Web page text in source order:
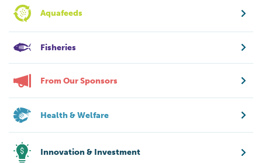
Aquafeeds
Fisheries
From Our Sponsors
Health & Welfare
Innovation & Investment